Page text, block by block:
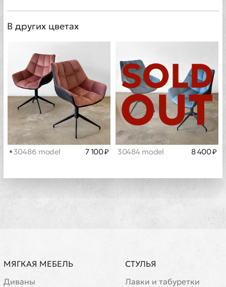
В других цветах
30486 model 7 100 ₽ 30484 model 8 400 ₽
МЯГКАЯ МЕБЕЛЬ
Диваны
СТУЛЬЯ
Лавки и табуретки